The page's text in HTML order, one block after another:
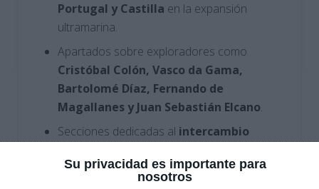
Su privacidad es importante para
nosotros
Portugal y Castilla en la expansión
ultramarina.
Apartados sobre exploradores como
Cristóbal Colón, Vasco da Gama,
Bartolomé Díaz, Fernando de
Magallanes y Juan Sebastián Elcano.
Secciones dedicadas al intercambio
consecuencias económicas, culturales y